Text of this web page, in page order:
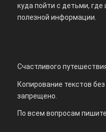
куда пойти с детьми,
полезной информации.
Счастливого
Копирование текстов
запрещено.
По всем вопросам